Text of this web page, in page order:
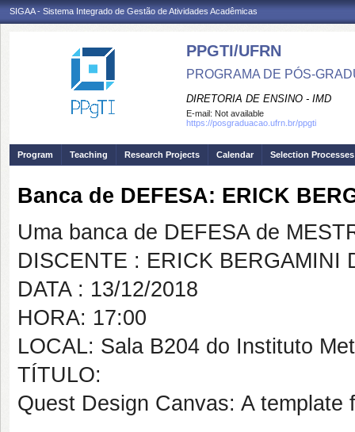
SIGAA - Sistema Integrado de Gestão de Atividades Acadêmicas
PPGTI/UFRN
PROGRAMA DE PÓS-
DIRETORIA DE ENSINO - IMD
E-mail: Not available
https://posgraduacao.ufrn.br/ppgti
Program Teaching Research Projects Calendar Selection Processes
Banca de DEFESA: ERICK
Uma banca de DEFESA de
DISCENTE : ERICK BERGAMINI
DATA : 13/12/2018
HORA: 17:00
LOCAL: Sala B204 do Instituto
TÍTULO:
Quest Design Canvas: A